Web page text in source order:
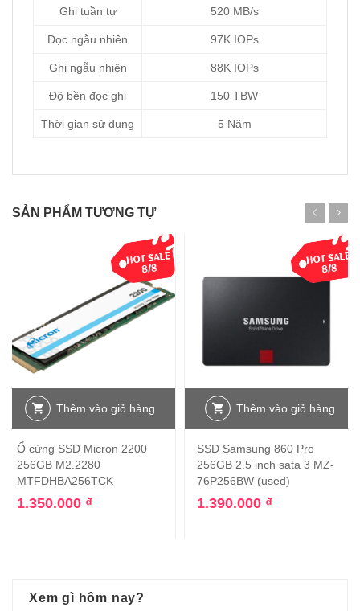
Ghi tuần tự 520 MB/s
Đọc ngẫu nhiên 97K IOPs
Ghi ngẫu nhiên 88K IOPs
Độ bền đọc ghi 150 TBW
Thời gian sử dụng 5 Năm
SẢN PHẨM TƯƠNG TỰ
Thêm vào giỏ hàng
Ổ cứng SSD Micron 2200
256GB M2.2280
MTFDHBA256TCK
1.350.000 ₫
Thêm vào giỏ hàng
SSD Samsung 860 Pro
256GB 2.5 inch sata 3 MZ-
76P256BW (used)
1.390.000 ₫
Xem gì hôm nay?